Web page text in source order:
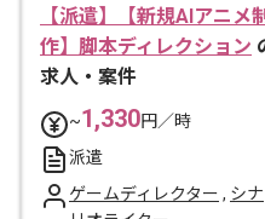
【派遣】【新規AIアニメ
作】脚本ディレクション
求人・案件
~1,330円／時
派遣
ゲームディレクター , シナ